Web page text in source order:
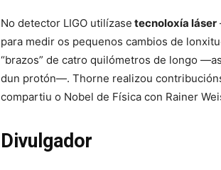
No detector LIGO utilízase tecnoloxía láser
para medir os pequenos cambios de
“brazos” de catro quilómetros de longo
dun protón—. Thorne realizou
compartiu o Nobel de Física con Rainer
Divulgador